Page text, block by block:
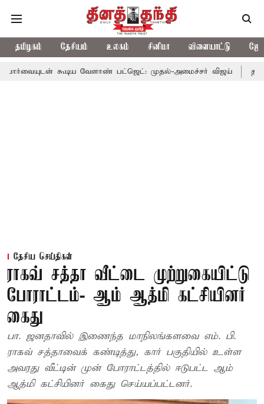
தமிழகம் தேசியம் உலகம் சினிமா விளையாட்டு
கூடிய வேளாண் பட்ஜெட்: முதல்-அமைச்சர் விஜய் தமிழக
தேசிய செய்திகள்
ராகவ் சத்தா வீட்டை முற்றுகையிட்டு
போராட்டம்- ஆம் ஆத்மி கட்சியினர்
கைது
பா. ஜனதாவில் இணைந்த மாநிலங்களவை எம். பி.
ராகவ் சத்தாவைக் கண்டித்து, கார் பகுதியில் உள்ள
அவரது வீட்டின் முன் போராட்டத்தில் ஈடுபட்ட ஆம்
ஆத்மி கட்சியினர் கைது செய்யப்பட்டனர்.